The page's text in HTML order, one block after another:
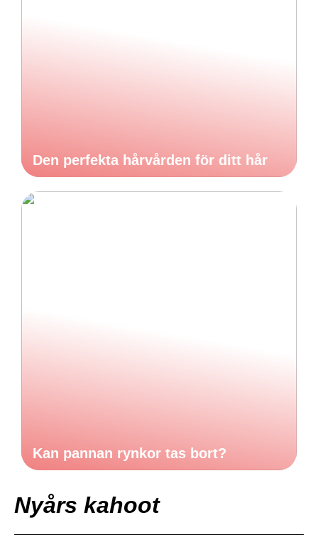
Den perfekta hårvården för ditt hår
Kan pannan rynkor tas bort?
Nyårs kahoot